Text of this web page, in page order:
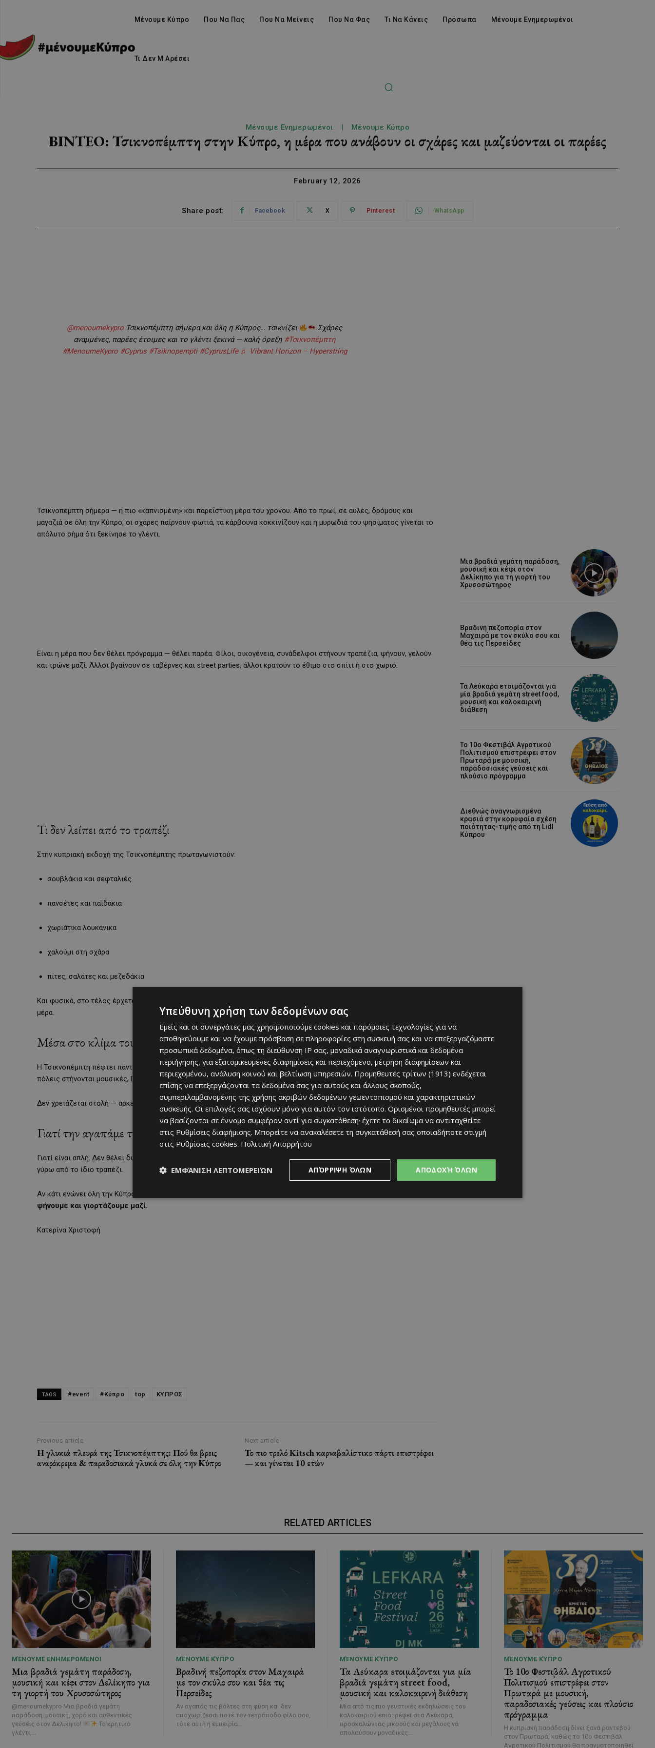
Μένουμε Κύπρο Που Να Πας Που Να Μείνεις Που Να Φας Τι Να Κάνεις Πρόσωπα Μένουμε Ενημερωμένοι
Τι Δεν Μ Αρέσει
Μένουμε Ενημερωμένοι Μένουμε Κύπρο
ΒΙΝΤΕΟ: Τσικνοπέμπτη στην Κύπρο, η μέρα που ανάβουν οι σχάρες και μαζεύονται οι παρέες
February 12, 2026
Share post: Facebook X Pinterest WhatsApp
@menoumekyproΤσικνοπέμπτη σήμερα και όλη η Κύπρος… τσικνίζει
Σχάρες
αναμμένες, παρέες έτοιμες και το γλέντι ξεκινά — καλή όρεξη #Τσικνοπέμπτη
#MenoumeKypro #Cyprus #Tsiknopempti #CyprusLife ♬ Vibrant Horizon – Hyperstring
Τσικνοπέμπτη σήμερα — η πιο «καπνισμένη» και παρεΐστικη μέρα του χρόνου. Από το πρωί, σε αυλές, δρόμους και
μαγαζιά σε όλη την Κύπρο, οι σχάρες παίρνουν φωτιά, τα κάρβουνα κοκκινίζουν και η μυρωδιά του ψησίματος γίνεται το
απόλυτο σήμα ότι ξεκίνησε το γλέντι.
Είναι η μέρα που δεν θέλει πρόγραμμα — θέλει παρέα. Φίλοι, οικογένεια, συνάδελφοι στήνουν τραπέζια, ψήνουν, γελούν
και τρώνε μαζί. Άλλοι βγαίνουν σε ταβέρνες και street parties, άλλοι κρατούν το έθιμο στο σπίτι ή στο χωριό.
Τι δεν λείπει από το τραπέζι
Στην κυπριακή εκδοχή της Τσικνοπέμπτης πρωταγωνιστούν:
σουβλάκια και σεφταλιές
πανσέτες και παϊδάκια
χωριάτικα λουκάνικα
χαλούμι στη σχάρα
πίτες, σαλάτες και μεζεδάκια
Και φυσικά, στο τέλος έρχεται το γλυκό — αναρόκρεμα, πουρέκια ή γαλακτομπούρεκο για να κλείσει όπως πρέπει η
μέρα.
Μέσα στο κλίμα του καρναβαλιού
Η Τσικνοπέμπτη πέφτει πάντα μέσα στην περίοδο του καρναβαλιού, γι’ αυτό και η διάθεση είναι ήδη γιορτινή. Σε πολλές
πόλεις στήνονται μουσικές, DJ sets και μικρά events, ενώ δεν λείπουν και οι πρώτες αποκριάτικες εμφανίσεις.
Δεν χρειάζεται στολή — αρκεί καλή διάθεση και άδειο στομάχι.
Γιατί την αγαπάμε τόσο
Γιατί είναι απλή. Δεν θέλει δώρα, δεν θέλει προετοιμασία, δεν θέλει «τύπους». Μόνο φωτιά, φαγητό και ανθρώπους
γύρω από το ίδιο τραπέζι.
Αν κάτι ενώνει όλη την Κύπρο σήμερα, είναι η ίδια μυρωδιά στον αέρα και το ίδιο μήνυμα:
ψήνουμε και γιορτάζουμε μαζί.
Κατερίνα Χριστοφή
TAGS #event #Κύπρο top ΚΥΠΡΟΣ
Previous article
Η γλυκιά πλευρά της Τσικνοπέμπτης: Πού θα βρεις
αναρόκρεμα & παραδοσιακά γλυκά σε όλη την Κύπρο
Next article
Το πιο τρελό Kitsch καρναβαλίστικο πάρτι επιστρέφει
— και γίνεται 10 ετών
Μια βραδιά γεμάτη παράδοση,
μουσική και κέφι στον
Δελίκηπο για τη γιορτή του
Χρυσοσώτηρος
Βραδινή πεζοπορία στον
Μαχαιρά με τον σκύλο σου και
θέα τις Περσείδες
Τα Λεύκαρα ετοιμάζονται για
μία βραδιά γεμάτη street food,
μουσική και καλοκαιρινή
διάθεση
Το 10ο Φεστιβάλ Αγροτικού
Πολιτισμού επιστρέφει στον
Πρωταρά με μουσική,
παραδοσιακές γεύσεις και
πλούσιο πρόγραμμα
Διεθνώς αναγνωρισμένα
κρασιά στην κορυφαία σχέση
ποιότητας-τιμής από τη Lidl
Κύπρου
RELATED ARTICLES
ΜΈΝΟΥΜΕ ΕΝΗΜΕΡΩΜΈΝΟΙ
Μια βραδιά γεμάτη παράδοση,
μουσική και κέφι στον Δελίκηπο για
τη γιορτή του Χρυσοσώτηρος
@menoumekypro Μια βραδιά γεμάτη
παράδοση, μουσική, χορό και αυθεντικές
γεύσεις στον Δελίκηπο!
Το κρητικό
γλέντι,...
ΜΈΝΟΥΜΕ ΚΎΠΡΟ
Βραδινή πεζοπορία στον Μαχαιρά
με τον σκύλο σου και θέα τις
Περσείδες
Αν αγαπάς τις βόλτες στη φύση και δεν
αποχωρίζεσαι ποτέ τον τετράποδο φίλο σου,
τότε αυτή η εμπειρία...
ΜΈΝΟΥΜΕ ΚΎΠΡΟ
Τα Λεύκαρα ετοιμάζονται για μία
βραδιά γεμάτη street food,
μουσική και καλοκαιρινή διάθεση
Μία από τις πιο γευστικές εκδηλώσεις του
καλοκαιριού επιστρέφει στα Λεύκαρα,
προσκαλώντας μικρούς και μεγάλους να
απολαύσουν μοναδικές...
ΜΈΝΟΥΜΕ ΚΎΠΡΟ
Το 10ο Φεστιβάλ Αγροτικού
Πολιτισμού επιστρέφει στον
Πρωταρά με μουσική,
παραδοσιακές γεύσεις και πλούσιο
πρόγραμμα
Η κυπριακή παράδοση δίνει ξανά ραντεβού
στον Πρωταρά, καθώς το 10ο Φεστιβάλ
Αγροτικού Πολιτισμού θα πραγματοποιηθεί
Υπεύθυνη χρήση των δεδομένων σας
Εμείς και οι συνεργάτες μας χρησιμοποιούμε cookies και παρόμοιες τεχνολογίες για να
αποθηκεύουμε και να έχουμε πρόσβαση σε πληροφορίες στη συσκευή σας και να επεξεργαζόμαστε
προσωπικά δεδομένα, όπως τη διεύθυνση IP σας, μοναδικά αναγνωριστικά και δεδομένα
περιήγησης, για εξατομικευμένες διαφημίσεις και περιεχόμενο, μέτρηση διαφημίσεων και
περιεχομένου, ανάλυση κοινού και βελτίωση υπηρεσιών. Προμηθευτές τρίτων (1913) ενδέχεται
επίσης να επεξεργάζονται τα δεδομένα σας για αυτούς και άλλους σκοπούς,
συμπεριλαμβανομένης της χρήσης ακριβών δεδομένων γεωεντοπισμού και χαρακτηριστικών
συσκευής. Οι επιλογές σας ισχύουν μόνο για αυτόν τον ιστότοπο. Ορισμένοι προμηθευτές μπορεί
να βασίζονται σε έννομο συμφέρον αντί για συγκατάθεση· έχετε το δικαίωμα να αντιταχθείτε
στις Ρυθμίσεις διαφήμισης. Μπορείτε να ανακαλέσετε τη συγκατάθεσή σας οποιαδήποτε στιγμή
στις Ρυθμίσεις cookies. Πολιτική Απορρήτου
ΑΠΟΔΟΧΉ ΌΛΩΝ
ΑΠΌΡΡΙΨΗ ΌΛΩΝ
ΕΜΦΆΝΙΣΗ ΛΕΠΤΟΜΕΡΕΙΏΝ